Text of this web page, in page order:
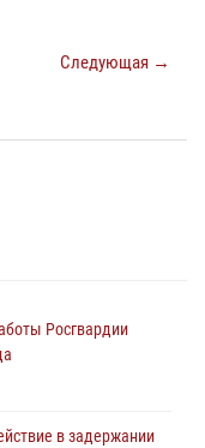
Следующая →
Росгвардии
в задержании